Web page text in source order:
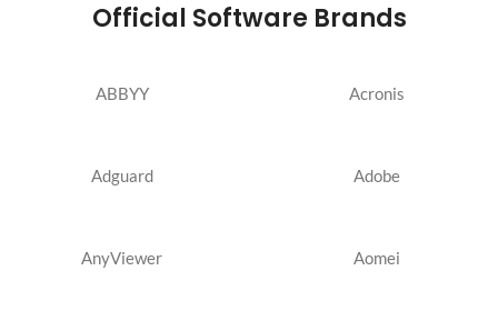
Official Software Brands
ABBYY Acronis
Adguard Adobe
AnyViewer Aomei